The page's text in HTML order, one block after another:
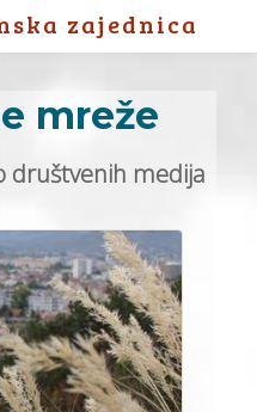
zajednica
mreže
društvenih medija